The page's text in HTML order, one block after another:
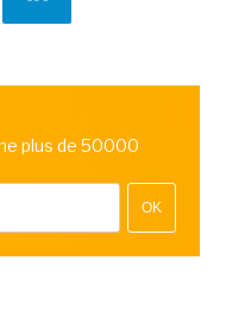
plus de 50000
OK